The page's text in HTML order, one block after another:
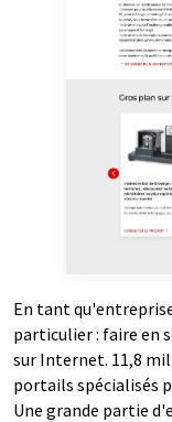
En tant
particulier : faire en
sur Internet. 11,8
portails spécialisés
Une grande partie